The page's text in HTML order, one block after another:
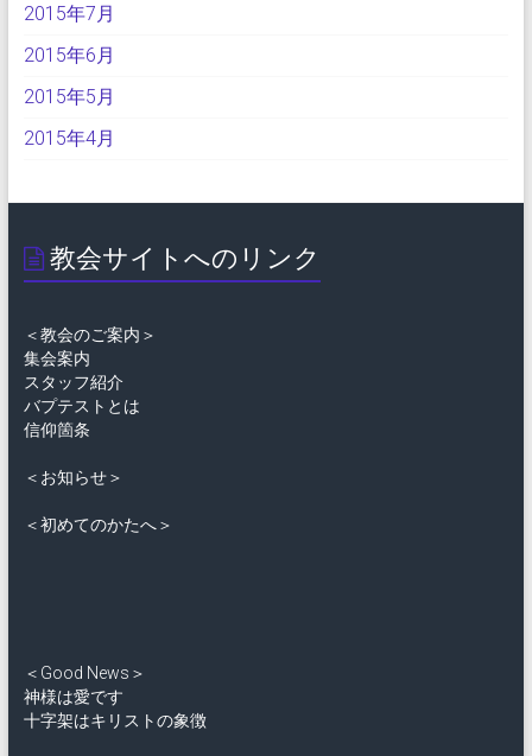
2015年7月
2015年6月
2015年5月
2015年4月
教会サイトへのリンク
＜教会のご案内＞
集会案内
スタッフ紹介
バプテストとは
信仰箇条
＜お知らせ＞
＜初めてのかたへ＞
＜Good News＞
神様は愛です
十字架はキリストの象徴